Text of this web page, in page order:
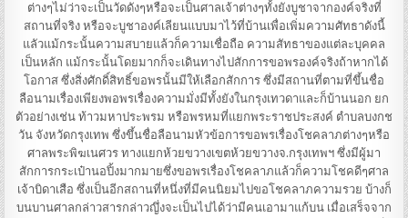
เด็ด
ต่างๆไม่ว่าจะเป็นวัดดังๆหรือจะเป็นศาลเจ้าต่างๆทั้งยังบูชาจากองค์จริงที่
สถานที่จริง หรือจะบูชาองค์เลียนแบบมาไว้ที่บ้านเพื่อเพิ่มความศัทธาดังนี้
แลัวแม้กระนั้นความสบายแล้วก็ความเชื่อถือ ความสัทธาของแต่ละบุคคล
เป็นหลัก แม้กระนั้นโดยมากก็จะเดินทางไปสักการขอพรองค์จริงถ้าหากได้
โอกาส ซึ่งสิ่งศักดิ์สิทธิ์ขอพรนั้นมีให้เลือกสักการ ซึ่งมีสถานที่ตามที่ขึ้นชื่อ
ลือนามเรื่องเพียงพอพรเรื่องความมั่งมีทั้งยังในกรุงเทวดาและก็บ้านนอก ยก
ตัวอย่างเช่น ท้าวมหาประพรม หรือพรหมที่แยกพระราชประสงค์ ตำบลบงกช
วัน จังหวัดกรุงเทพ ซึ่งขึ้นชื่อลือนามหัวข้อการขอพรเรื่องโชคลาภต่างๆหรือ
ศาลพระพิฆเนศวร ทางแยกห้วยขวางเขตห้วยขวางจ.กรุงเทพฯ ซึ่งมีผู้มา
สักการกระเป๋านอปิ้งมากมายซึ่งขอพรเรื่องโชคลาภแล้วก็ความโชคดีๆศาล
เจ้าบิดาเสือ ซึ่งเป็นอีกสถานที่หนึ่งที่มีคนนิยมไปขอโชคลาภความรวย บ้างก็
บนบานศาลกล่าวสารกล่าวญึ่งจะเป็นไปได้ว่ามีคนเอามาแก้บน เมื่อเสร็จจาก